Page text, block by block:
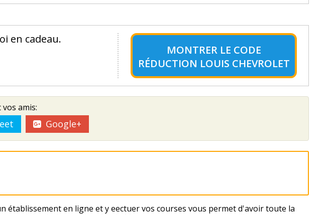
en cadeau.
MONTRER LE CODE
RÉDUCTION LOUIS CHEVROLET
vos amis:
Google+
établissement en ligne et y effectuer vos courses vous permet d'avoir toute la